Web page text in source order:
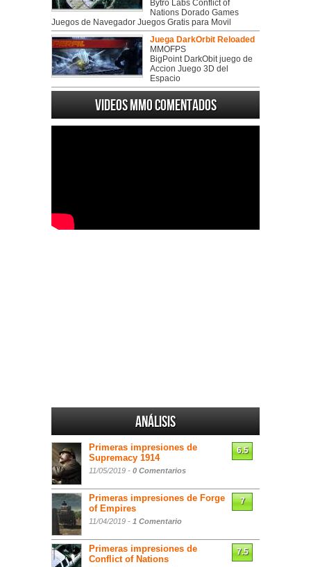
Bytro Labs Conflict of
Nations Dorado Games
Juegos de Navegador Juegos Gratis para Movil
Juega DarkOrbit Reloaded
MMOFPS
BigPoint DarkObit juego de
Accion Juego 3D del
Espacio
Videos MMO Comentados
Análisis
Primeras impresiones de
Supremacy 1914
11/05/2019 - 0 Comentarios
6.5
Primeras impresiones de Forge
of Empires
11/04/2019 - 1 Comentario
7
Primeras impresiones de
Conflict of Nations
7.5